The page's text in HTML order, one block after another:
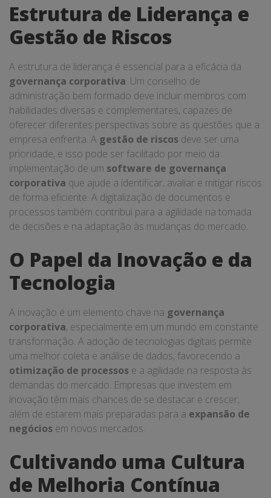
Estrutura de Liderança e
Gestão de Riscos
A estrutura de liderança é essencial para a eficácia da
governança corporativa. Um conselho de
administração bem formado deve incluir membros com
habilidades diversas e complementares, capazes de
oferecer diferentes perspectivas sobre as questões que a
empresa enfrenta. A gestão de riscos deve ser uma
prioridade, e isso pode ser facilitado por meio da
implementação de um software de governança
corporativa que ajude a identificar, avaliar e mitigar riscos
de forma eficiente. A digitalização de documentos e
processos também contribui para a agilidade na tomada
de decisões e na adaptação às mudanças do mercado.
O Papel da Inovação e da
Tecnologia
A inovação é um elemento chave na governança
corporativa, especialmente em um mundo em constante
transformação. A adoção de tecnologias digitais permite
uma melhor coleta e análise de dados, favorecendo a
otimização de processos e a agilidade na resposta às
demandas do mercado. Empresas que investem em
inovação têm mais chances de se destacar e crescer,
além de estarem mais preparadas para a expansão de
negócios em novos mercados.
Cultivando uma Cultura
de Melhoria Contínua